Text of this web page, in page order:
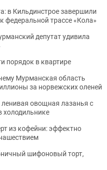
в Кильдинстрое завершили
федеральной трассе «Кола»
депутат удивила
порядок в квартире
Мурманская область
за норвежских оленей
овощная лазанья с
холодильнике
из кофейни: эффектно
шифоновый торт,